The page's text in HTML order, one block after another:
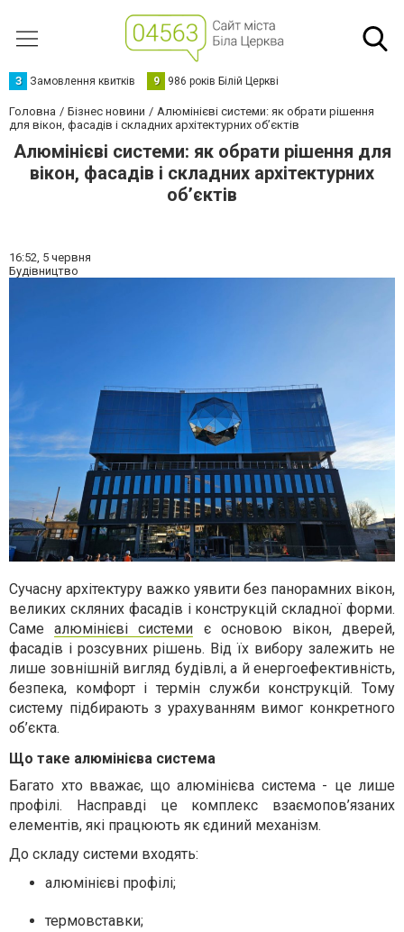
З Замовлення квитків 9 986 років Білій Церкві
Головна Бізнес новини
Алюмінієві системи: як обрати рішення
для вікон, фасадів і складних архітектурних об’єктів
Алюмінієві системи: як обрати рішення для
вікон, фасадів і складних архітектурних
об’єктів
16:52, 5 червня
Будівництво
Сучасну архітектуру важко уявити без панорамних вікон,
великих скляних фасадів і конструкцій складної форми.
Самеалюмінієві системи є основою вікон, дверей,
фасадів і розсувних рішень. Від їх вибору залежить не
лише зовнішній вигляд будівлі, а й енергоефективність,
безпека, комфорт і термін служби конструкцій. Тому
систему підбирають з урахуванням вимог конкретного
об’єкта.
Що таке алюмінієва система
Багато хто вважає, що алюмінієва система - це лише
профілі. Насправді це комплекс взаємопов’язаних
елементів, які працюють як єдиний механізм.
До складу системи входять:
алюмінієві профілі;
термовставки;